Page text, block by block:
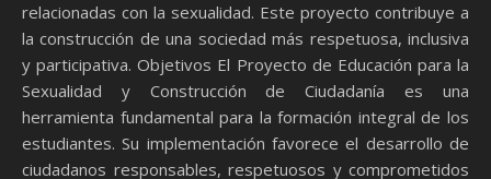
relacionadas con la sexualidad. Este proyecto contribuye a
la construcción de una sociedad más respetuosa, inclusiva
y participativa. Objetivos El Proyecto de Educación para la
Sexualidad y Construcción de Ciudadanía es una
herramienta fundamental para la formación integral de los
estudiantes. Su implementación favorece el desarrollo de
ciudadanos responsables, respetuosos y comprometidos